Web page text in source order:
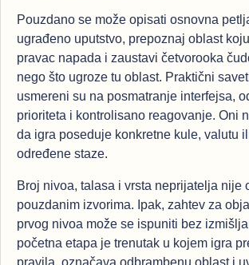
Pouzdano se može opisati osnovna
ugrađeno uputstvo, prepoznaj oblast
pravac napada i zaustavi četvorooka
nego što ugroze tu oblast. Praktični
usmereni su na posmatranje interfejsa,
prioriteta i kontrolisano reagovanje. Oni
da igra poseduje konkretne kule, valutu
određene staze.
Broj nivoa, talasa i vrsta neprijatelja nije
pouzdanim izvorima. Ipak, zahtev za
prvog nivoa može se ispuniti bez
početna etapa je trenutak u kojem igra